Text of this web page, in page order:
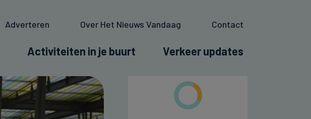
Adverteren Over Het Nieuws Vandaag Contact
Activiteiten in je buurt Verkeer updates